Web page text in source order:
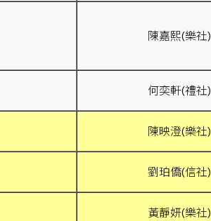
陳嘉熙(樂社)
何奕軒(禮社)
陳映澄(樂社)
劉珀僑(信社)
黃靜妍(樂社)